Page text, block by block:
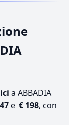
a ABBADIA
e € 198, con